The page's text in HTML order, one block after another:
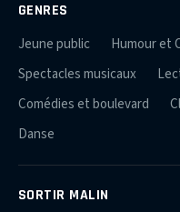
GENRES
Jeune public
Humour et
Spectacles musicaux
Comédies et boulevard
Danse
SORTIR MALIN